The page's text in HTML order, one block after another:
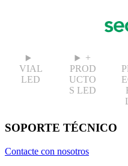
VIAL
LED
+
PROD
UCTO
S LED
SOPORTE TÉCNICO
Contacte con nosotros